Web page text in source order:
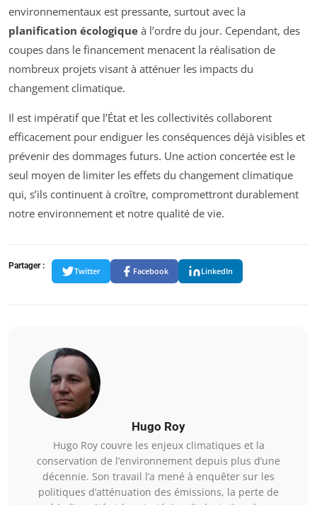
environnementaux est pressante, surtout avec la
planification écologique à l’ordre du jour. Cependant, des
coupes dans le financement menacent la réalisation de
nombreux projets visant à atténuer les impacts du
changement climatique.
Il est impératif que l’État et les collectivités collaborent
efficacement pour endiguer les conséquences déjà visibles et
prévenir des dommages futurs. Une action concertée est le
seul moyen de limiter les effets du changement climatique
qui, s’ils continuent à croître, compromettront durablement
notre environnement et notre qualité de vie.
Partager :
Twitter Facebook LinkedIn
Hugo Roy
Hugo Roy couvre les enjeux climatiques et la
conservation de l’environnement depuis plus d’une
décennie. Son travail l’a mené à enquêter sur les
politiques d’atténuation des émissions, la perte de